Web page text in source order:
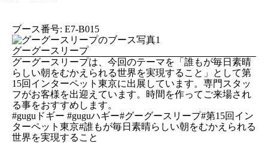
ブース番号: E7-B015
グーグースリープ
グーグースリープは、今回のテーマを「誰もが毎日素晴
らしい朝をむかえられる世界を実現すること」として第
15回インターペット東京に出展しています。専門スタッ
フがお客様を出迎えています。時間を作ってご来場され
る事をおすすめします。
#guguドギー #guguハギー#グーグースリープ#第15回イン
ターペット東京#誰もが毎日素晴らしい朝をむかえられる
世界を実現すること